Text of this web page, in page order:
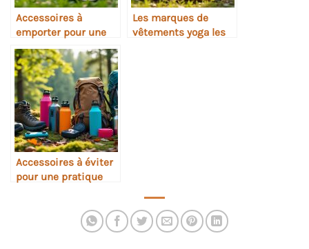
Accessoires à
emporter pour une
retraite de yoga
Les marques de
vêtements yoga les
Accessoires à éviter
pour une pratique